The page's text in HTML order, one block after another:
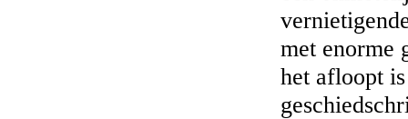
met enorme
het afloopt